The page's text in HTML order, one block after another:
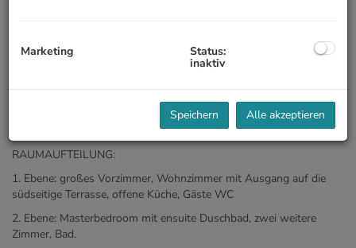
Die unmittelbar angrenzenden Weinberge laden zum
Die Maisonettewohnung befindet
Sowohl mit dem Auto als auch mit den öffentlichen
Verkehrsmitteln (Straßenbahnlinie D, S40, U4) ist das
Stadtzentrum in ca. 25 Minuten gut zu erreichen.
RAUMAUFTEILUNG:
1. Ebene: großes Vorzimmer, Wohnzimmer mit Ausgang auf die
südseitige Terrasse, offene Küche, Gäste WC
2. Ebene: Masterbedroom mit ensuite Duschbad, zwei weitere
Zimmer, Bad.
Marketing Status:
inaktiv
Speichern Alle akzeptieren